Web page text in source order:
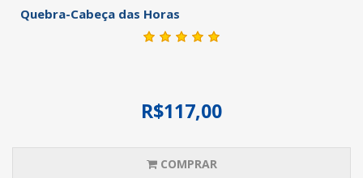
Quebra-Cabeça das Horas
R$117,00
COMPRAR